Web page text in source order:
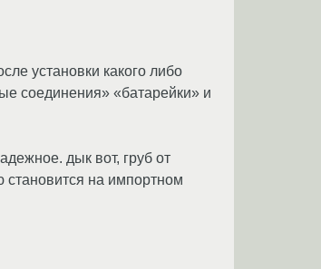
установки какого либо
соединения» «батарейки» и
дык вот, груб от
становится на импортном